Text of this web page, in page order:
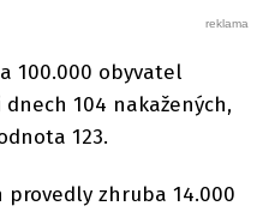
100.000 obyvatel
104 nakažených,
123.
zhruba 14.000